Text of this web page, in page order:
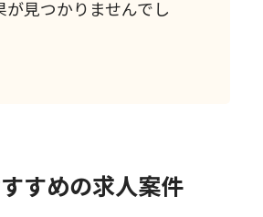
が見つかりませんでし
すめの求人案件